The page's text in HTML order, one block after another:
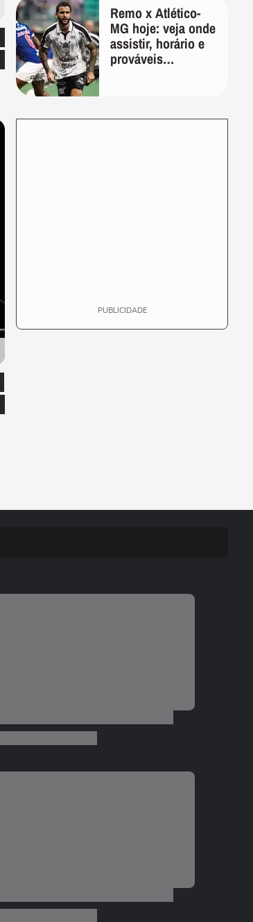
Remo x Atlético-
MG hoje: veja onde
assistir, horário e
prováveis
PUBLICIDADE